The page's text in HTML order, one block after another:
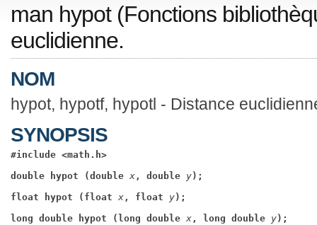
man hypot(Fonctions
euclidienne.
NOM
hypot, hypotf, hypotl - Distance
SYNOPSIS
#include <math.h>
double hypot (double x , double y);
float hypot (float x , float y);
long double hypot (long double x , long double y);